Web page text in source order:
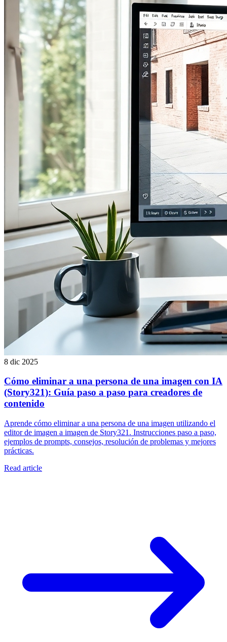
8 dic 2025
Cómo eliminar a una persona de una imagen con IA
(Story321): Guía paso a paso para creadores de
contenido
Aprende cómo eliminar a una persona de una imagen utilizando el
editor de imagen a imagen de Story321. Instrucciones paso a paso,
ejemplos de prompts, consejos, resolución de problemas y mejores
prácticas.
Read article